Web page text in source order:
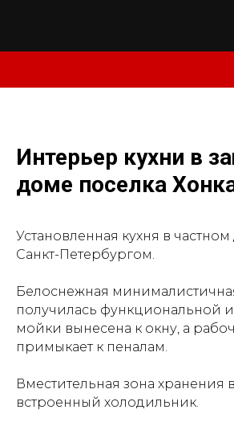
Интерьер кухни в
доме поселка
Установленная кухня в
Санкт-Петербургом.
Белоснежная
получилась функциональной
мойки вынесена к окну, а
примыкает к пеналам.
Вместительная зона хранения
встроенный холодильник.